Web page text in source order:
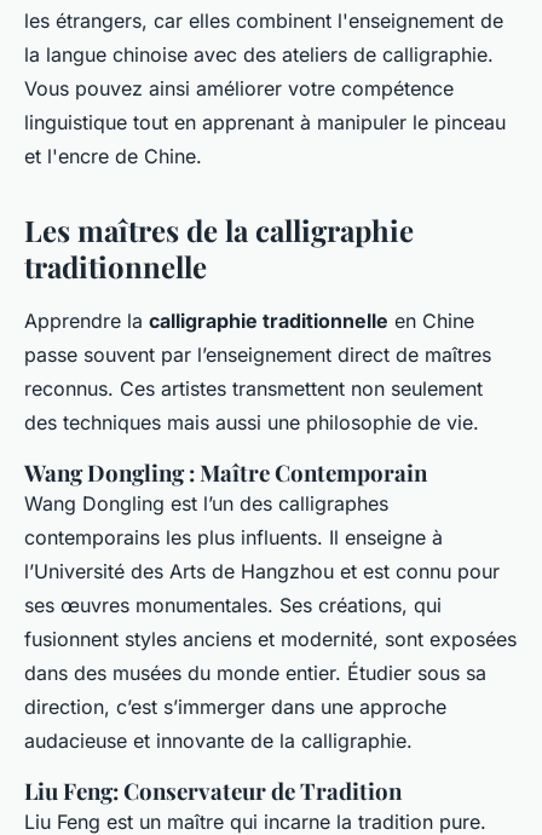
les étrangers, car elles combinent l'enseignement de
la langue chinoise avec des ateliers de calligraphie.
Vous pouvez ainsi améliorer votre compétence
linguistique tout en apprenant à manipuler le pinceau
et l'encre de Chine.
Les maîtres de la calligraphie
traditionnelle
Apprendre la calligraphie traditionnelle en Chine
passe souvent par l’enseignement direct de maîtres
reconnus. Ces artistes transmettent non seulement
des techniques mais aussi une philosophie de vie.
Wang Dongling : Maître Contemporain
Wang Dongling est l’un des calligraphes
contemporains les plus influents. Il enseigne à
l’Université des Arts de Hangzhou et est connu pour
ses œuvres monumentales. Ses créations, qui
fusionnent styles anciens et modernité, sont exposées
dans des musées du monde entier. Étudier sous sa
direction, c’est s’immerger dans une approche
audacieuse et innovante de la calligraphie.
Liu Feng: Conservateur de Tradition
Liu Feng est un maître qui incarne la tradition pure.